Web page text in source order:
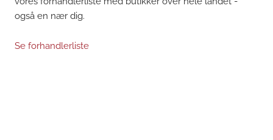
også en nær dig.
Se forhandlerliste